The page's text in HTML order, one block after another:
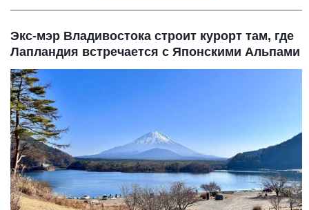
Экс-мэр Владивостока строит курорт там, где
Лапландия встречается с Японскими Альпами